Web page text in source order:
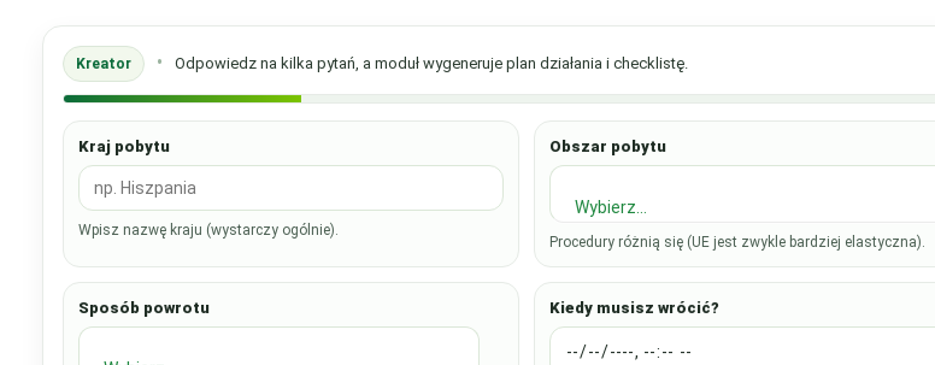
Kreator • Odpowiedz na kilka pytań, a moduł wygeneruje plan działania i checklistę.
Kraj pobytu
Wpisz nazwę kraju (wystarczy ogólnie).
Obszar pobytu
Wybierz…
Procedury różnią się (UE jest zwykle bardziej elastyczna).
Sposób powrotu Kiedy musisz wrócić?